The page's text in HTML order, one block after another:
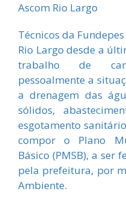
Ascom Rio Largo
Técnicos da
Rio Largo desde a
trabalho de
pessoalmente a
a drenagem das
sólidos,
esgotamento
compor o Plano
Básico (PMSB), a ser
pela prefeitura, por
Ambiente.